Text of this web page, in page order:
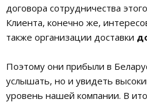
договора сотрудничества
Клиента, конечно же,
также организации доставки
Поэтому они прибыли в
услышать, но и увидеть
уровень нашей компании. В